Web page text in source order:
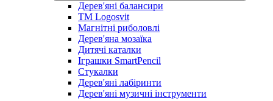
Дерев'яні балансири
TM Logosvit
Магнітні риболовлі
Дерев'яна мозаїка
Дитячі каталки
Іграшки SmartPencil
Стукалки
Дерев'яні лабіринти
Дерев'яні музичні інструменти